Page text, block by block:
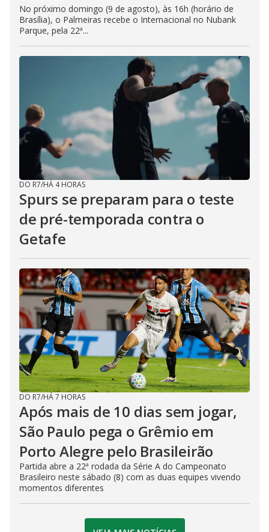
No próximo domingo (9 de agosto), às 16h (horário de
Brasília), o Palmeiras recebe o Internacional no Nubank
Parque, pela 22ª...
DO R7/HÁ 4 HORAS
Spurs se preparam para o teste
de pré-temporada contra o
Getafe
DO R7/HÁ 7 HORAS
Após mais de 10 dias sem jogar,
São Paulo pega o Grêmio em
Porto Alegre pelo Brasileirão
Partida abre a 22ª rodada da Série A do Campeonato
Brasileiro neste sábado (8) com as duas equipes vivendo
momentos diferentes